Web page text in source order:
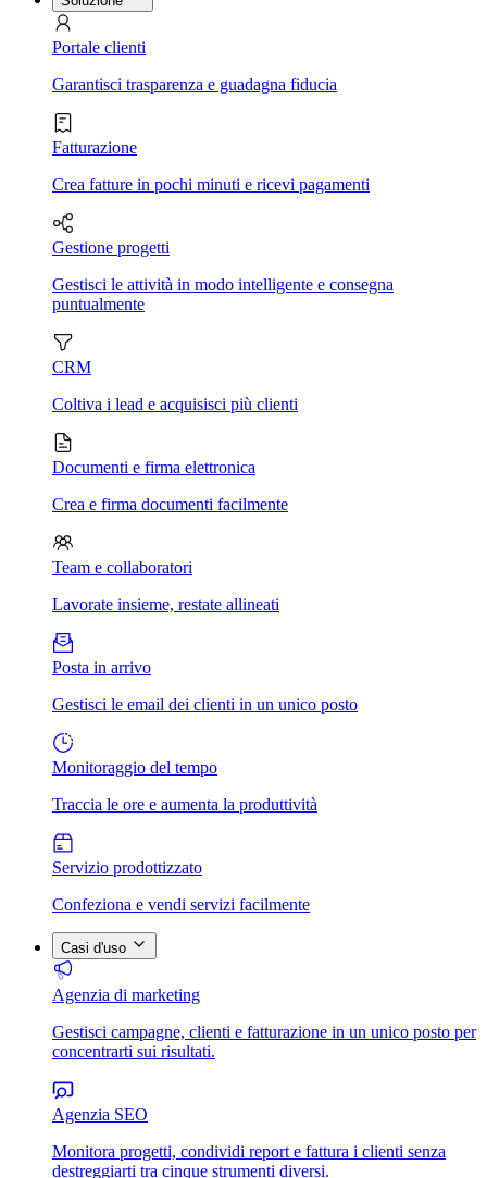
Portale clienti
Garantisci trasparenza e guadagna fiducia
Fatturazione
Crea fatture in pochi minuti e ricevi pagamenti
Gestione progetti
Gestisci le attività in modo intelligente e consegna
puntualmente
CRM
Coltiva i lead e acquisisci più clienti
Documenti e firma elettronica
Crea e firma documenti facilmente
Team e collaboratori
Lavorate insieme, restate allineati
Posta in arrivo
Gestisci le email dei clienti in un unico posto
Monitoraggio del tempo
Traccia le ore e aumenta la produttività
Servizio prodottizzato
Confeziona e vendi servizi facilmente
Casi d'uso
Agenzia di marketing
Gestisci campagne, clienti e fatturazione in un unico posto per
concentrarti sui risultati.
Agenzia SEO
Monitora progetti, condividi report e fattura i clienti senza
destreggiarti tra cinque strumenti diversi.